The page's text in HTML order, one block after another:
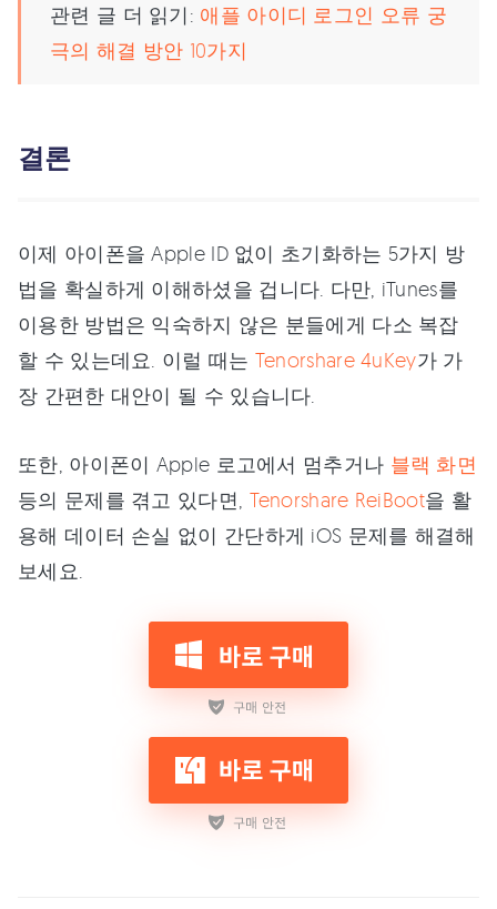
관련 글 더 읽기: 애플 아이디 로그인 오류 궁
극의 해결 방안 10가지
결론
이제 아이폰을 Apple ID 없이 초기화하는 5가지 방
법을 확실하게 이해하셨을 겁니다. 다만, iTunes를
이용한 방법은 익숙하지 않은 분들에게 다소 복잡
할 수 있는데요. 이럴 때는 Tenorshare 4uKey가 가
장 간편한 대안이 될 수 있습니다.
또한, 아이폰이 Apple 로고에서 멈추거나 블랙 화면
등의 문제를 겪고 있다면, Tenorshare ReiBoot을 활
용해 데이터 손실 없이 간단하게 iOS 문제를 해결해
보세요.